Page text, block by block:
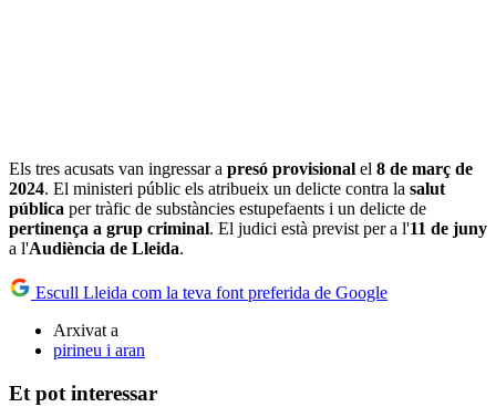
Els tres acusats van ingressar a presó provisional el 8 de març de
2024. El ministeri públic els atribueix un delicte contra la salut
pública per tràfic de substàncies estupefaents i un delicte de
pertinença a grup criminal. El judici està previst per a l'11 de juny
a l'Audiència de Lleida.
Escull Lleida com la teva font preferida de Google
Arxivat a
pirineu i aran
Et pot interessar